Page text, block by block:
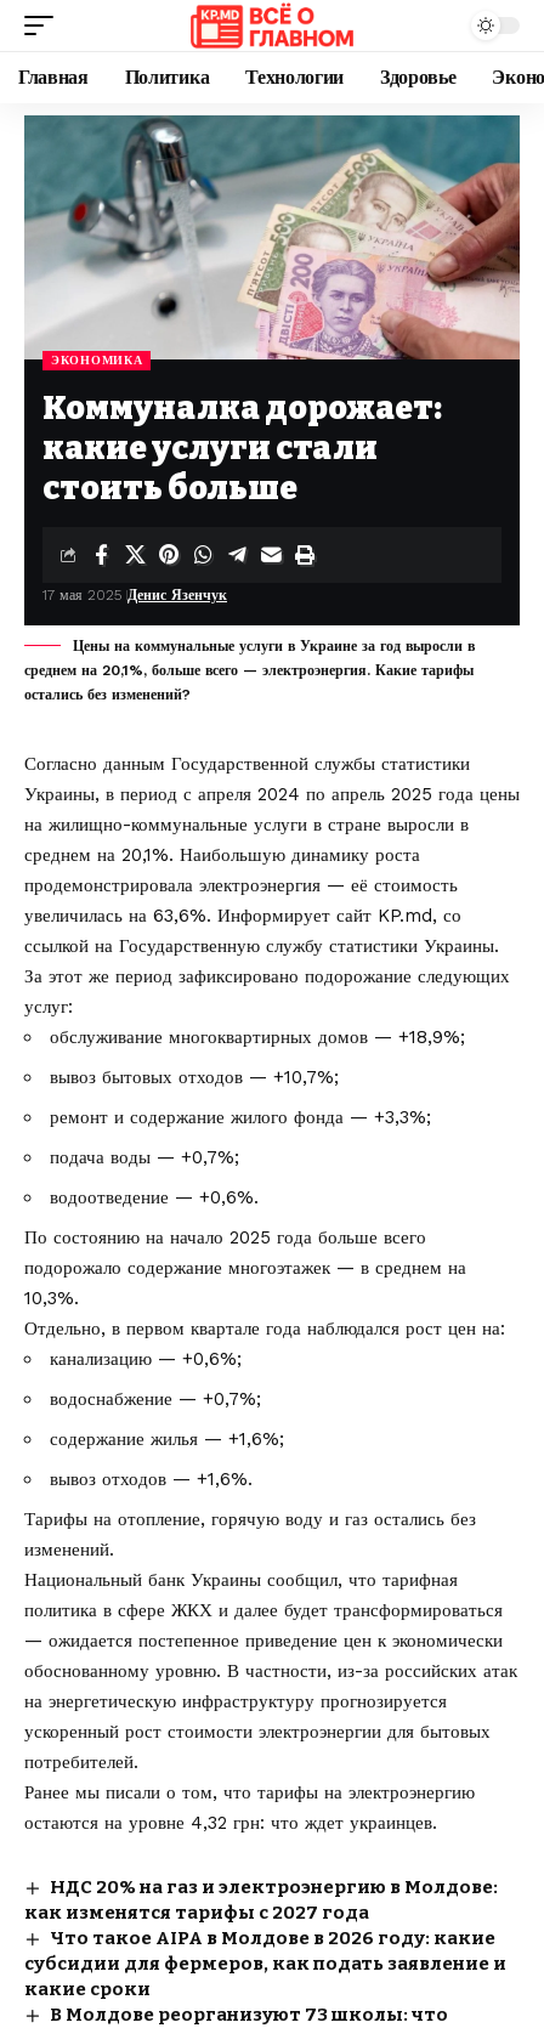
Главная Политика Технологии Здоровье
ЭКОНОМИКА
Коммуналка дорожает:
какие услуги стали
стоить больше
17 мая 2025 Денис Язенчук
Цены на коммунальные услуги в Украине за год выросли в
среднем на 20,1%, больше всего — электроэнергия. Какие тарифы
остались без изменений?
Согласно данным Государственной службы статистики
Украины, в период с апреля 2024 по апрель 2025 года цены
на жилищно-коммунальные услуги в стране выросли в
среднем на 20,1%. Наибольшую динамику роста
продемонстрировала электроэнергия — её стоимость
увеличилась на 63,6%. Информирует сайт KP.md, со
ссылкой на Государственную службу статистики Украины.
За этот же период зафиксировано подорожание следующих
услуг:
обслуживание многоквартирных домов — +18,9%;
вывоз бытовых отходов — +10,7%;
ремонт и содержание жилого фонда — +3,3%;
подача воды — +0,7%;
водоотведение — +0,6%.
По состоянию на начало 2025 года больше всего
подорожало содержание многоэтажек — в среднем на
10,3%.
Отдельно, в первом квартале года наблюдался рост цен на:
канализацию — +0,6%;
водоснабжение — +0,7%;
содержание жилья — +1,6%;
вывоз отходов — +1,6%.
Тарифы на отопление, горячую воду и газ остались без
изменений.
Национальный банк Украины сообщил, что тарифная
политика в сфере ЖКХ и далее будет трансформироваться
— ожидается постепенное приведение цен к экономически
обоснованному уровню. В частности, из-за российских атак
на энергетическую инфраструктуру прогнозируется
ускоренный рост стоимости электроэнергии для бытовых
потребителей.
Ранее мы писали о том, что тарифы на электроэнергию
остаются на уровне 4,32 грн: что ждет украинцев.
НДС 20% на газ и электроэнергию в Молдове:
как изменятся тарифы с 2027 года
Что такое AIPA в Молдове в 2026 году: какие
субсидии для фермеров, как подать заявление и
какие сроки
В Молдове реорганизуют 73 школы: что